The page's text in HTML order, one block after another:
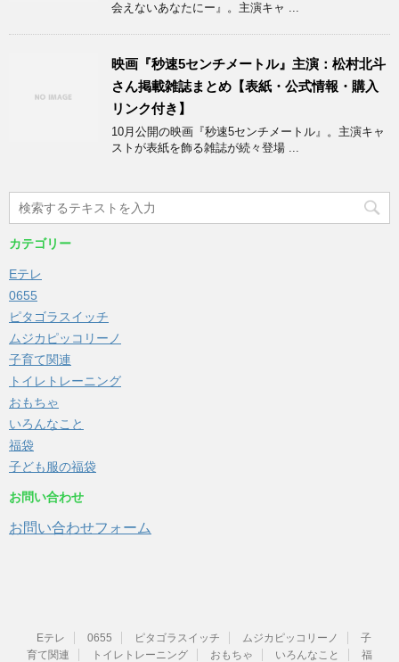
会えないあなたにー』。主演キャ ...
映画『秒速5センチメートル』主演：松村北斗
さん掲載雑誌まとめ【表紙・公式情報・購入
リンク付き】
10月公開の映画『秒速5センチメートル』。主演キャ
ストが表紙を飾る雑誌が続々登場 ...
カテゴリー
Eテレ
0655
ピタゴラスイッチ
ムジカピッコリーノ
子育て関連
トイレトレーニング
おもちゃ
いろんなこと
福袋
子ども服の福袋
お問い合わせ
お問い合わせフォーム
Eテレ 0655 ピタゴラスイッチ ムジカピッコリーノ
子
育て関連
トイレトレーニング おもちゃ いろんなこと 福